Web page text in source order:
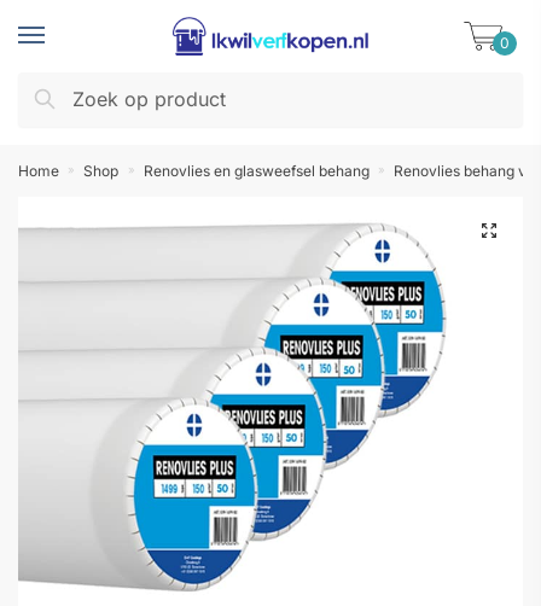
Zoeken
naar:
Zoeken
0
Home » Shop » Renovlies en glasweefsel behang » Renovlies behang